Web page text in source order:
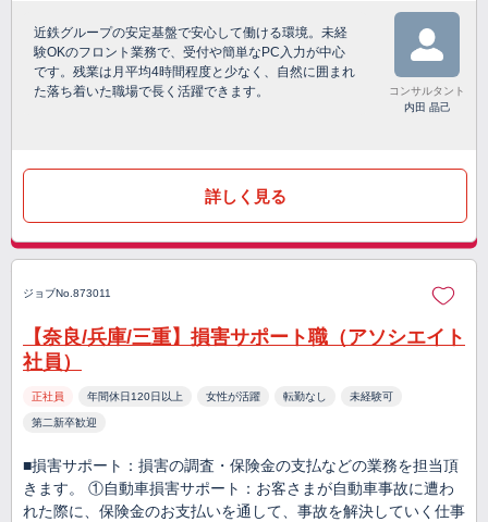
近鉄グループの安定基盤で安心して働ける環境。未経
験OKのフロント業務で、受付や簡単なPC入力が中心
です。残業は月平均4時間程度と少なく、自然に囲まれ
た落ち着いた職場で長く活躍できます。
コンサルタント
内田 晶己
詳しく見る
ジョブNo.873011
【奈良/兵庫/三重】損害サポート職（アソシエイト
社員）
正社員 年間休日120日以上 女性が活躍 転勤なし 未経験可
第二新卒歓迎
■損害サポート：損害の調査・保険金の支払などの業務を担当頂
きます。 ①自動車損害サポート：お客さまが自動車事故に遭わ
れた際に、保険金のお支払いを通して、事故を解決していく仕事